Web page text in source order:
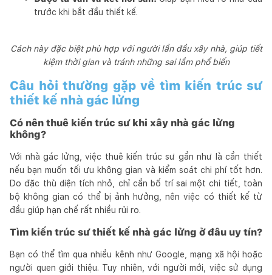
trước khi bắt đầu thiết kế.
Cách này đặc biệt phù hợp với người lần đầu xây nhà, giúp tiết
kiệm thời gian và tránh những sai lầm phổ biến
Câu hỏi thường gặp về tìm kiến trúc sư
thiết kế nhà gác lửng
Có nên thuê kiến trúc sư khi xây nhà gác lửng
không?
Với nhà gác lửng, việc thuê kiến trúc sư gần như là cần thiết
nếu bạn muốn tối ưu không gian và kiểm soát chi phí tốt hơn.
Do đặc thù diện tích nhỏ, chỉ cần bố trí sai một chi tiết, toàn
bộ không gian có thể bị ảnh hưởng, nên việc có thiết kế từ
đầu giúp hạn chế rất nhiều rủi ro.
Tìm kiến trúc sư thiết kế nhà gác lửng ở đâu uy tín?
Bạn có thể tìm qua nhiều kênh như Google, mạng xã hội hoặc
người quen giới thiệu. Tuy nhiên, với người mới, việc sử dụng